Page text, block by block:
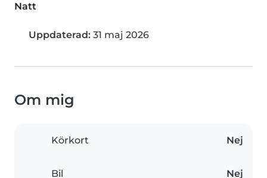
Natt
Uppdaterad: 31 maj 2026
Om mig
Körkort Nej
Bil Nej